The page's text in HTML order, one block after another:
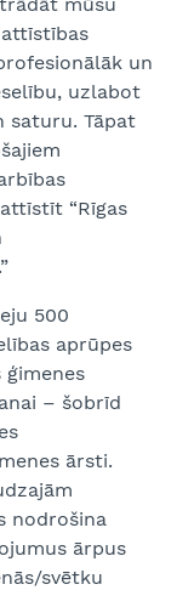
un
uzlabot
saturu. Tāpat
“Rīgas
500
aprūpes
– šobrīd
ārsti.
nodrošina
ārpus
svētku